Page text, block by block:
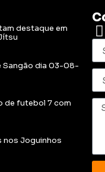
destaque em
Sangão dia 03-08-
de futebol 7 com
nos Joguinhos